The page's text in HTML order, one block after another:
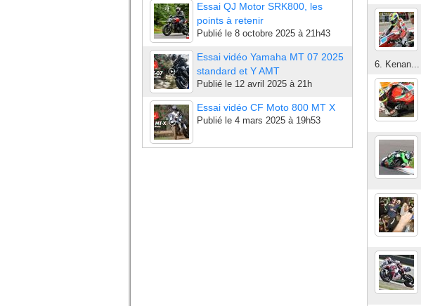
Essai QJ Motor SRK800, les
points à retenir
Publié le 8 octobre 2025 à 21h43
Essai vidéo Yamaha MT 07 2025
standard et Y AMT
Publié le 12 avril 2025 à 21h
Essai vidéo CF Moto 800 MT X
Publié le 4 mars 2025 à 19h53
6. Kenan...